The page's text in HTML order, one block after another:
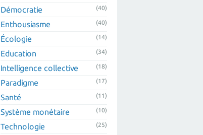
Démocratie (40)
Enthousiasme (40)
Écologie (14)
Education (34)
Intelligence collective (18)
Paradigme (17)
Santé (11)
Système monétaire (10)
Technologie (25)